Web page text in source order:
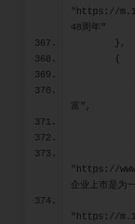
"https://
48周年"
        },
        {
富",
"https://
企业上市是为
"https://